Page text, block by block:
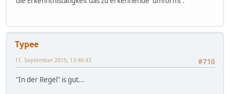
Typee
#710
11. September 2015, 13:46:43
"In der Regel" is gut...